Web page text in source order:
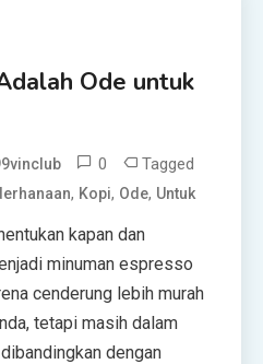
Ode untuk
0 Tagged
, Kopi, Ode, Untuk
kapan dan
minuman espresso
cenderung lebih murah
tetapi masih dalam
dengan